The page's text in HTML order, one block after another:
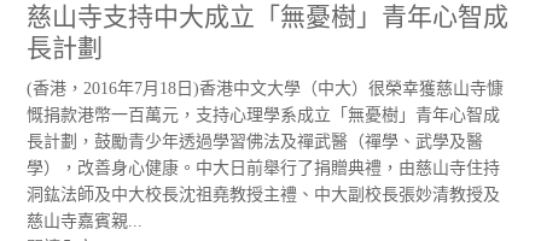
慈山寺支持中大成立「無憂樹」青年心智成
長計劃
(香港，2016年7月18日)香港中文大學（中大）很榮幸獲慈山寺慷
慨捐款港幣一百萬元，支持心理學系成立「無憂樹」青年心智成
長計劃，鼓勵青少年透過學習佛法及禪武醫（禪學、武學及醫
學），改善身心健康。中大日前舉行了捐贈典禮，由慈山寺住持
洞鈜法師及中大校長沈祖堯教授主禮、中大副校長張妙清教授及
慈山寺嘉賓親...